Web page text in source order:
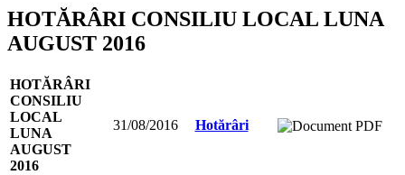
HOTĂRÂRI CONSILIU LOCAL LUNA
AUGUST 2016
HOTĂRÂRI
CONSILIU
LOCAL
LUNA
AUGUST
2016
31/08/2016 Hotărâri